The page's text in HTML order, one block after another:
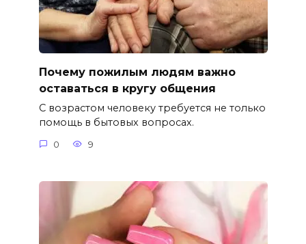
Почему пожилым людям важно
оставаться в кругу общения
С возрастом человеку требуется не только
помощь в бытовых вопросах.
0 9